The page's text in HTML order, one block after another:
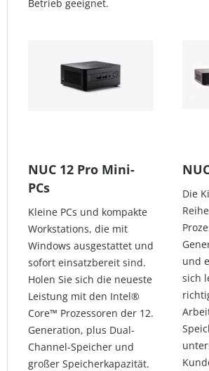
Betrieb geeignet.
NUC 12 Pro Mini-
PCs
Kleine PCs und kompakte
Workstations, die mit
Windows ausgestattet und
sofort einsatzbereit sind.
Holen Sie sich die neueste
Leistung mit den Intel®
Core™ Prozessoren der 12.
Generation, plus Dual-
Channel-Speicher und
großer Speicherkapazität.
Die
und
sich